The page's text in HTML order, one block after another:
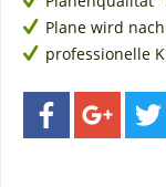
Plane wird
professionelle